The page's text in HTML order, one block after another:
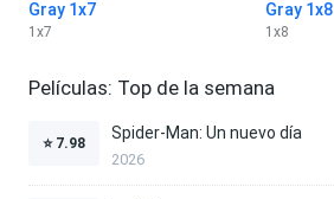
Gray 1x7
1 x7
Gray 1x8
1 x8
Películas: Top de la semana
⭐ 7.98
Spider-Man: Un nuevo día
2026